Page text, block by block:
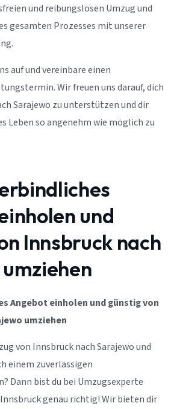
und reibungslosen Umzug und
gesamten Prozesses mit unserer
auf und vereinbare einen
Wir freuen uns darauf, dich
Sarajewo zu unterstützen und dir
Leben so angenehm wie möglich zu
und
Innsbruck nach
Angebot einholen und günstig von
umziehen
von Innsbruck nach Sarajewo und
einem zuverlässigen
Dann bist du bei Umzugsexperte
genau richtig! Wir bieten dir